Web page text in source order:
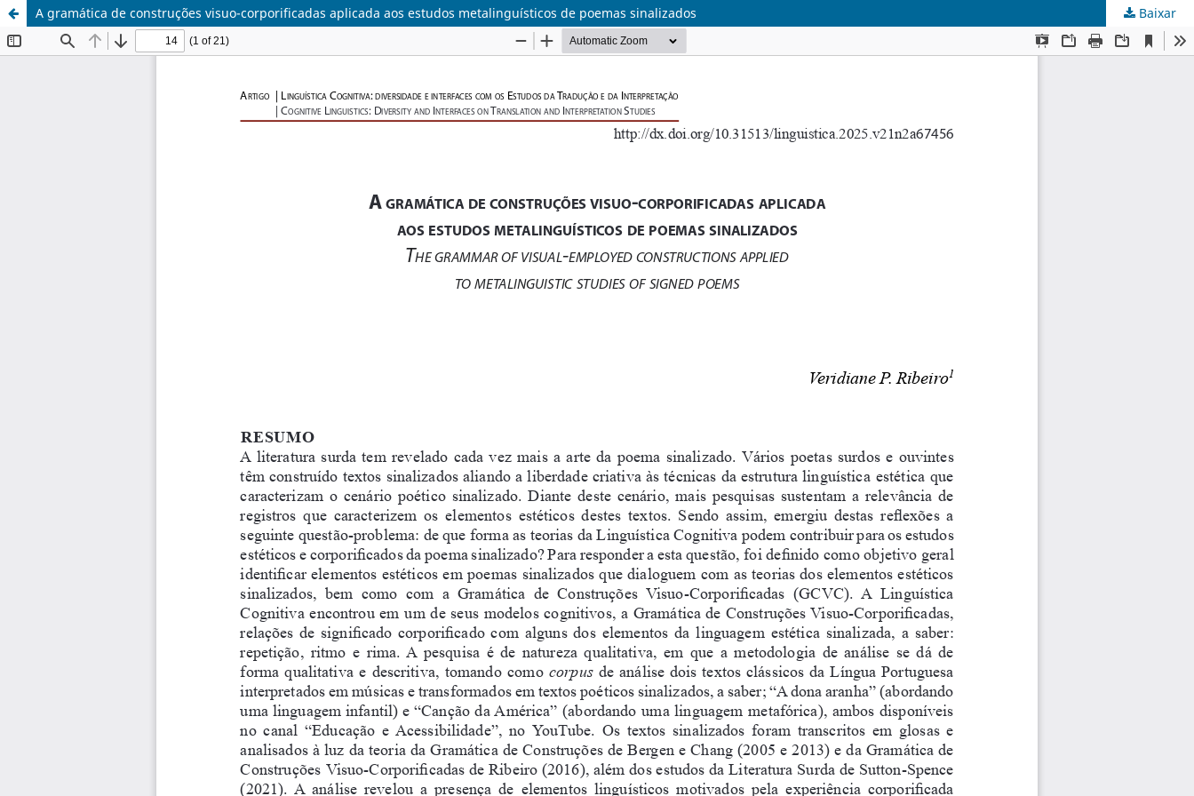
A gramática de construções visuo-corporificadas aplicada aos estudos metalinguísticos de poemas sinalizados Baixar